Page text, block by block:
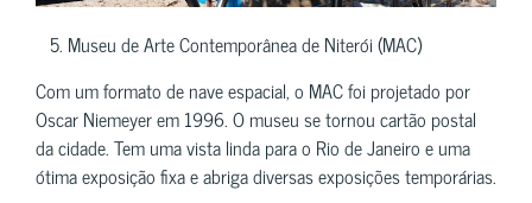
5. Museu de Arte Contemporânea de Niterói (MAC)
Com um formato de nave espacial, o MAC foi projetado por
Oscar Niemeyer em 1996. O museu se tornou cartão postal
da cidade. Tem uma vista linda para o Rio de Janeiro e uma
ótima exposição fixa e abriga diversas exposições temporárias.